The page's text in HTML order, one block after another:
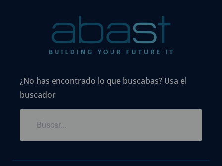
¿No has encontrado lo que buscabas? Usa el
buscador